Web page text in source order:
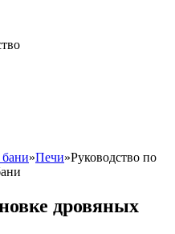
»Печи»Руководство по
дровяных